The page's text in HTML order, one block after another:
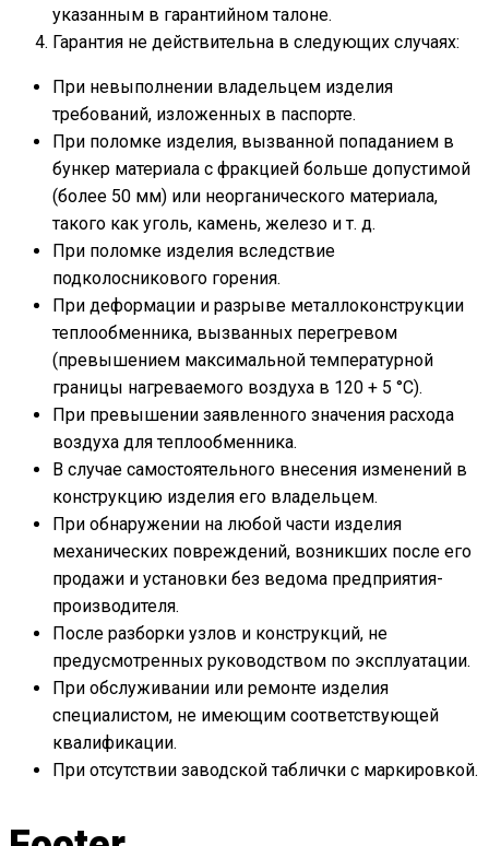
указанным в гарантийном талоне.
Гарантия не действительна в следующих случаях:
При невыполнении владельцем изделия
требований, изложенных в паспорте.
При поломке изделия, вызванной попаданием в
бункер материала с фракцией больше допустимой
(более 50 мм) или неорганического материала,
такого как уголь, камень, железо и т. д.
При поломке изделия вследствие
подколосникового горения.
При деформации и разрыве металлоконструкции
теплообменника, вызванных перегревом
(превышением максимальной температурной
границы нагреваемого воздуха в 120 + 5 °С).
При превышении заявленного значения расхода
воздуха для теплообменника.
В случае самостоятельного внесения изменений в
конструкцию изделия его владельцем.
При обнаружении на любой части изделия
механических повреждений, возникших после его
продажи и установки без ведома предприятия-
производителя.
После разборки узлов и конструкций, не
предусмотренных руководством по эксплуатации.
При обслуживании или ремонте изделия
специалистом, не имеющим соответствующей
квалификации.
При отсутствии заводской таблички с маркировкой.